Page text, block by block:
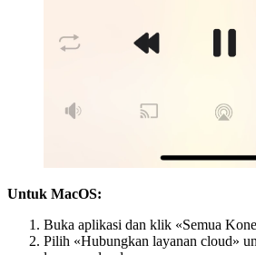
Untuk MacOS:
Buka aplikasi dan klik «Semua
Pilih «Hubungkan layanan cloud»